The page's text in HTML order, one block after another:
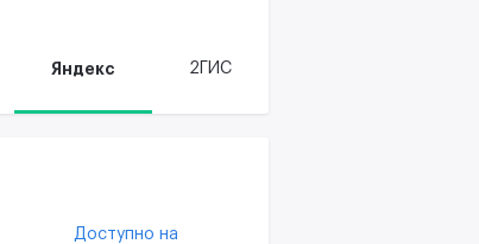
Яндекс 2ГИС
Доступно на